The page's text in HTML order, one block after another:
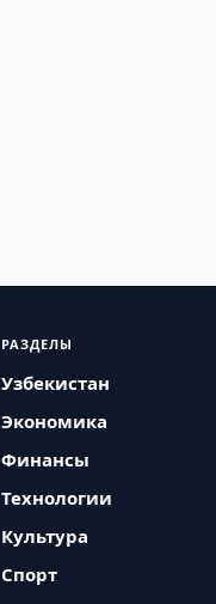
РАЗДЕЛЫ
Узбекистан
Экономика
Финансы
Технологии
Культура
Спорт